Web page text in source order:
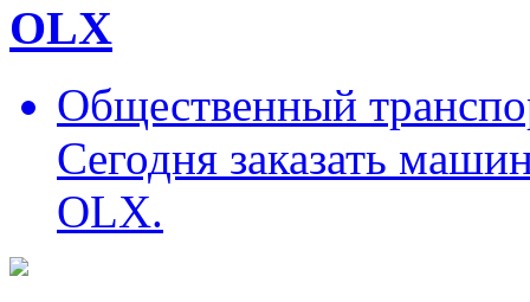
OLX
Общественный
Сегодня заказать
OLX.